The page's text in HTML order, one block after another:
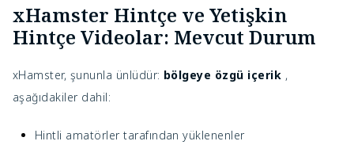
xHamster Hintçe ve Yetişkin
Hintçe Videolar: Mevcut Durum
xHamster, şununla ünlüdür: bölgeye özgü içerik ,
aşağıdakiler dahil:
Hintli amatörler tarafından yüklenenler